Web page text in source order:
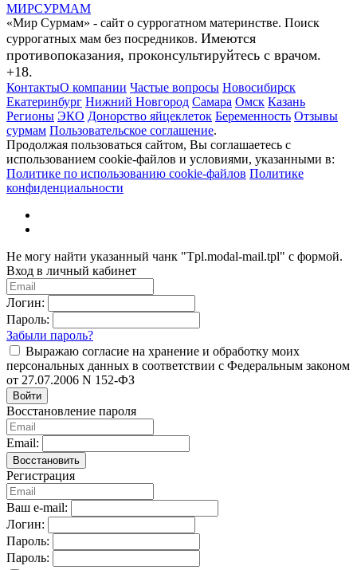
МИРСУРМАМ
«Мир Сурмам» - сайт о суррогатном материнстве. Поиск
суррогатных мам без посредников. Имеются
противопоказания, проконсультируйтесь с врачом.
+18.
КонтактыО компании Частые вопросы Новосибирск
Екатеринбург Нижний Новгород Самара Омск Казань
Регионы ЭКО Донорство яйцеклеток Беременность Отзывы
сурмам Пользовательское соглашение.
Продолжая пользоваться сайтом, Вы соглашаетесь с
использованием cookie-файлов и условиями, указанными в:
Политике по использованию cookie-файлов Политике
конфиденциальности
Не могу найти указанный чанк "Tpl.modal-mail.tpl" с формой.
Вход в личный кабинет
Логин:
Пароль:
Забыли пароль?
Выражаю согласие на хранение и обработку моих
персональных данных в соответствии с Федеральным законом
от 27.07.2006 N 152-ФЗ
Войти
Восстановление пароля
Email:
Восстановить
Регистрация
Ваш e-mail:
Логин:
Пароль:
Пароль: